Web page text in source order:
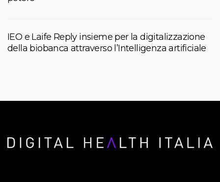
IEO e Laife Reply insieme per la digitalizzazione
della biobanca attraverso l’Intelligenza artificiale